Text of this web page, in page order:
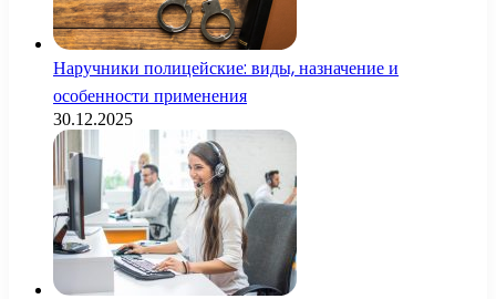
Наручники полицейские: виды, назначение и
особенности применения
30.12.2025